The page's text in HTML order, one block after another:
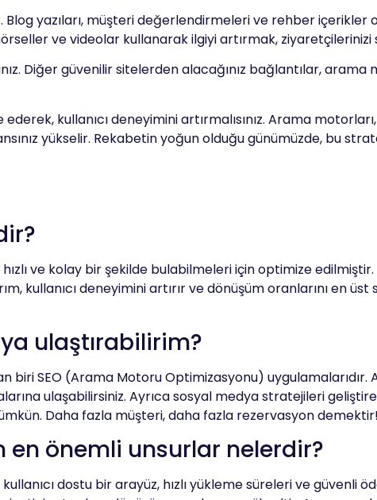
yazıları, müşteri değerlendirmeleri ve rehber içerikler
görseller ve videolar kullanarak ilgiyi artırmak,
Diğer güvenilir sitelerden alacağınız bağlantılar, arama
kullanıcı deneyimini artırmalısınız. Arama
yükselir. Rekabetin yoğun olduğu günümüzde, bu
hızlı ve kolay bir şekilde bulabilmeleri için optimize
kullanıcı deneyimini artırır ve dönüşüm oranlarını en
ulaştırabilirim?
biri SEO (Arama Motoru Optimizasyonu)
ulaşabilirsiniz. Ayrıca sosyal medya stratejileri
Daha fazla müşteri, daha fazla rezervasyon demektir!
en önemli unsurlar nelerdir?
dostu bir arayüz, hızlı yükleme süreleri ve güvenli